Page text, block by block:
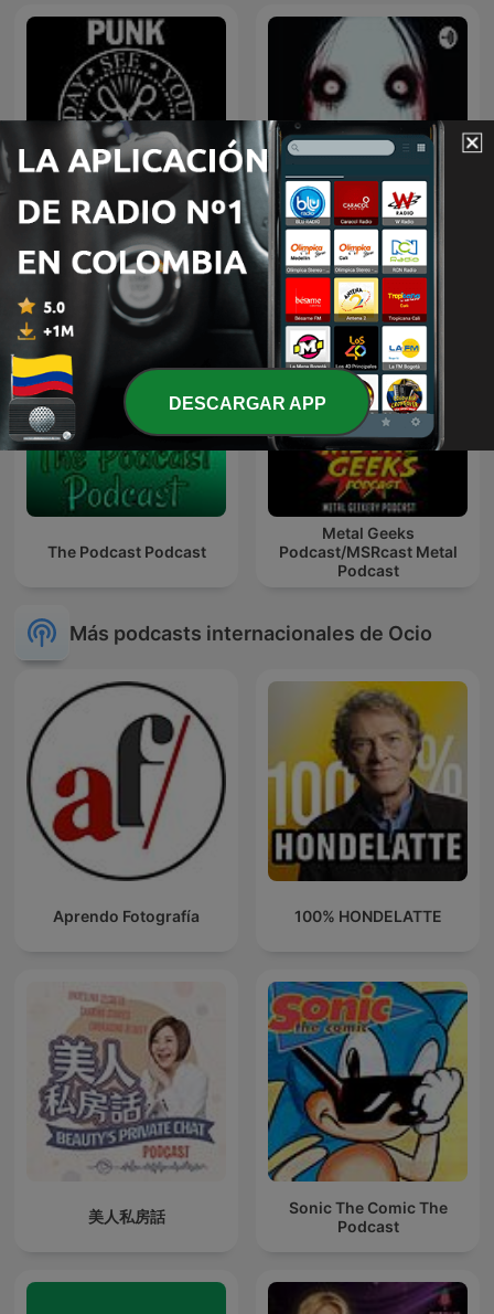
Punk Frockers Terror
The Podcast Podcast
Metal Geeks
Podcast/MSRcast Metal
Podcast
Más podcasts internacionales de Ocio
Aprendo Fotografía 100% HONDELATTE
美人私房話
Sonic The Comic The
Podcast
DESCARGAR APP